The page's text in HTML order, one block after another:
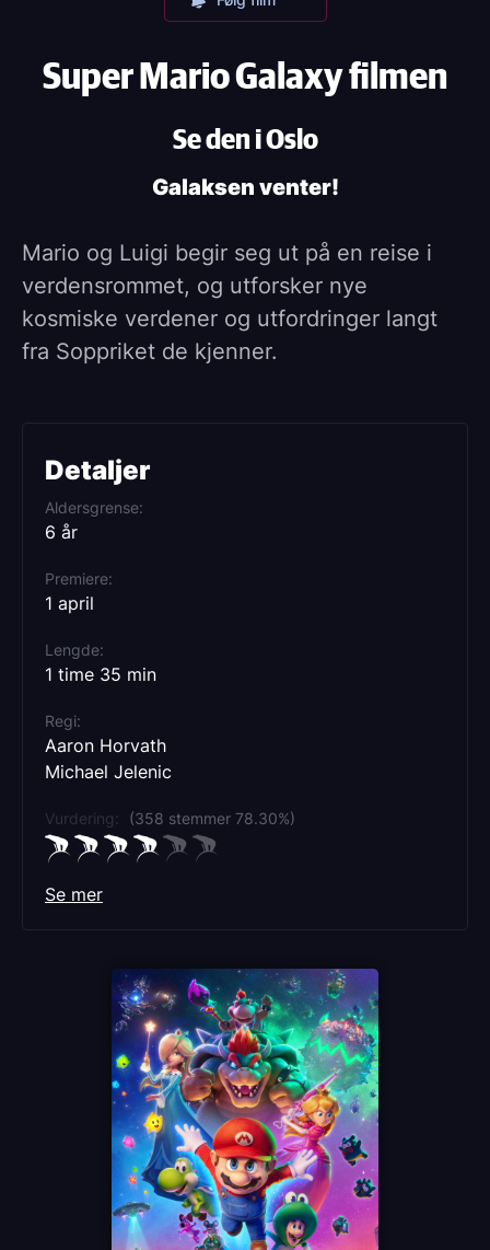
Detaljer
Aldersgrense
6 år
Premiere
1 april
Lengde
1 time 35 min
Regi
Aaron Horvath
Michael Jelenic
Vurdering: (358 stemmer 78.30%)
Rollebesetning
Benny Safdie
Anya Taylor-Joy
Brie Larson
Keegan-Michael Key
Charlie Day
Animation
Se mer
Super Mario Galaxy filmen
Se den i Oslo
Galaksen venter!
Mario og Luigi begir seg ut på en reise i
verdensrommet, og utforsker nye
kosmiske verdener og utfordringer langt
fra Soppriket de kjenner.